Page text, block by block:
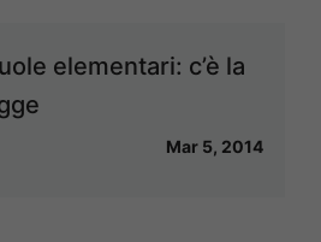
elementari: c’è la
Mar 5, 2014